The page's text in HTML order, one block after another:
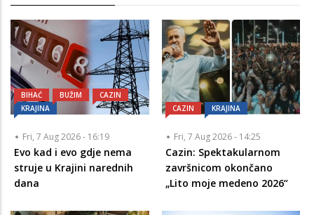
BIHAĆ BUŽIM
CAZIN
KRAJINA
Fri, 7 Aug 2026 - 16:19
Evo kad i evo gdje nema
struje u Krajini narednih
dana
CAZIN KRAJINA
Fri, 7 Aug 2026 - 14:25
Cazin: Spektakularnom
završnicom okončano
„Lito moje medeno 2026“